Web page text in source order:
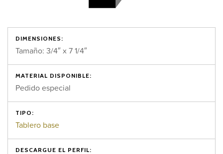
DIMENSIONES:
Tamaño: 3/4″ x 7 1/4″
MATERIAL DISPONIBLE:
Pedido especial
TIPO:
Tablero base
DESCARGUE EL PERFIL: